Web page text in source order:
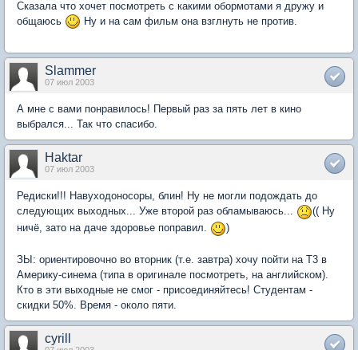
Сказала что хочет посмотреть с какими обормотами я дружу и
общаюсь
Ну и на сам фильм она взглнуть не против.
Slammer
07 июл 2003
А мне с вами понравилось! Первый раз за пять лет в кино
выбрался... Так что спасибо.
Haktar
07 июл 2003
Редиски!!! Навуходоносоры, блин! Ну не могли подождать до
следующих выходных... Уже второй раз обламываюсь...
(( Ну
ничё, зато на даче здоровье поправил.
)
ЗЫ: ориентировочно во вторник (т.е. завтра) хочу пойти на Т3 в
Америку-синема (типа в оригинале посмотреть, на английском).
Кто в эти выходные не смог - присоединяйтесь! Студентам -
скидки 50%. Время - около пяти.
cyrill